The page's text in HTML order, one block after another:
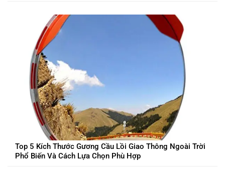
Top 5 Kích Thước Gương Cầu Lồi Giao Thông Ngoài Trời
Phổ Biến Và Cách Lựa Chọn Phù Hợp